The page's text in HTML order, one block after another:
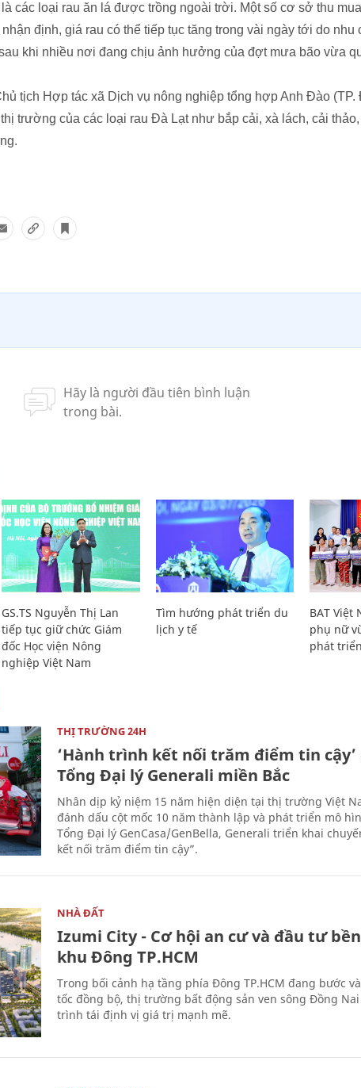
các loại rau ăn lá được trồng ngoài trời. Một số cơ sở thu
định, giá rau có thể tiếp tục tăng trong vài ngày tới do nhu
khi nhiều nơi đang chịu ảnh hưởng của đợt mưa bão vừa
tịch Hợp tác xã Dịch vụ nông nghiệp tổng hợp Anh Đào (TP.
trường của các loại rau Đà Lạt như bắp cải, xà lách, cải
GS.TS Nguyễn Thị Lan
tiếp tục giữ chức Giám
đốc Học viện Nông
nghiệp Việt Nam
Tìm hướng phát triển du
lịch y tế
BAT Việt
phụ nữ
phát
THỊ TRƯỜNG 24H
‘Hành trình kết nối trăm điểm tin cậy’
Tổng Đại lý Generali miền Bắc
Nhân dịp kỷ niệm 15 năm hiện diện tại thị trường Việt
đánh dấu cột mốc 10 năm thành lập và phát triển mô
Tổng Đại lý GenCasa/GenBella, Generali triển khai
kết nối trăm điểm tin cậy”.
NHÀ ĐẤT
Izumi City - Cơ hội an cư và đầu tư
khu Đông TP.HCM
Trong bối cảnh hạ tầng phía Đông TP.HCM đang bước
tốc đồng bộ, thị trường bất động sản ven sông Đồng
trình tái định vị giá trị mạnh mẽ.